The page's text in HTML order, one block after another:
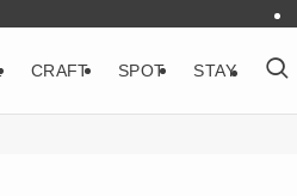
CRAFT SPOT STAY